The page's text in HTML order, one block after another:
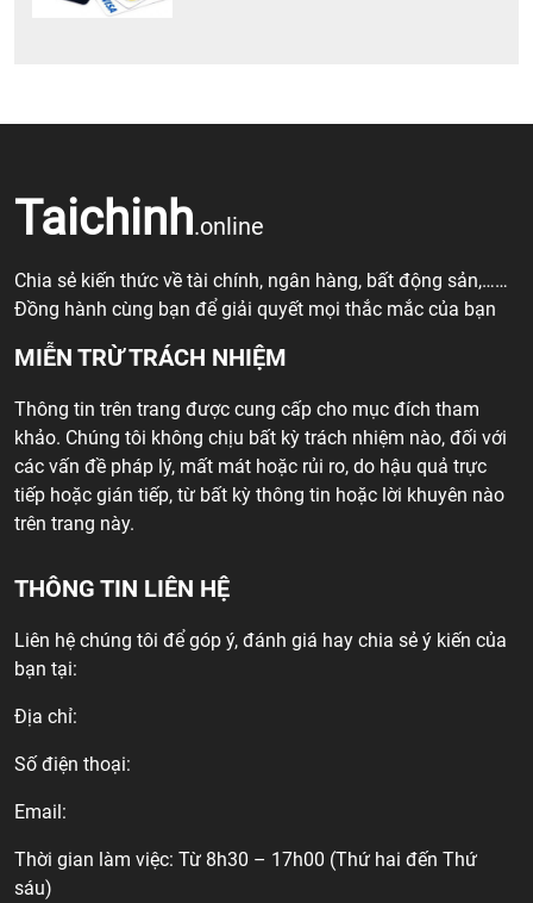
Taichinh.online
Chia sẻ kiến thức về tài chính, ngân hàng, bất động sản,……
Đồng hành cùng bạn để giải quyết mọi thắc mắc của bạn
MIỄN TRỪ TRÁCH NHIỆM
Thông tin trên trang được cung cấp cho mục đích tham
khảo. Chúng tôi không chịu bất kỳ trách nhiệm nào, đối với
các vấn đề pháp lý, mất mát hoặc rủi ro, do hậu quả trực
tiếp hoặc gián tiếp, từ bất kỳ thông tin hoặc lời khuyên nào
trên trang này.
THÔNG TIN LIÊN HỆ
Liên hệ chúng tôi để góp ý, đánh giá hay chia sẻ ý kiến của
bạn tại:
Địa chỉ:
Số điện thoại:
Email:
Thời gian làm việc: Từ 8h30 – 17h00 (Thứ hai đến Thứ
sáu)